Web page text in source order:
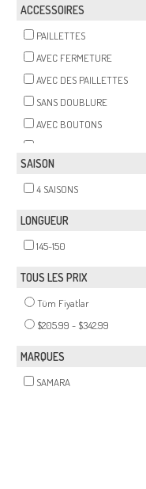
ACCESSOIRES
PAILLETTES
AVEC FERMETURE
AVEC DES PAILLETTES
SANS DOUBLURE
AVEC BOUTONS
SAISON
4 SAISONS
LONGUEUR
145-150
TOUS LES PRIX
Tüm Fiyatlar
$205.99 - $342.99
MARQUES
SAMARA